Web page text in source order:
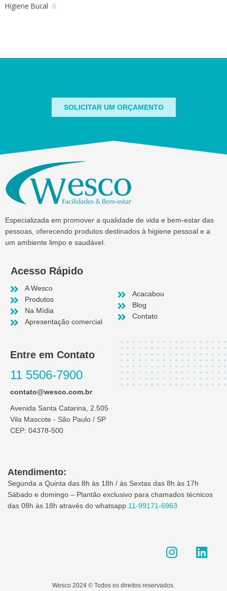
Higiene Bucal 6
SOLICITAR UM ORÇAMENTO
Especializada em promover a qualidade de vida e bem-estar das
pessoas, oferecendo produtos destinados à higiene pessoal e a
um ambiente limpo e saudável.
Acesso Rápido
A Wesco
Produtos
Na Mídia
Apresentação comercial
Acacabou
Blog
Contato
Entre em Contato
11 5506-7900
contato@wesco.com.br
Avenida Santa Catarina, 2.505
Vila Mascote - São Paulo / SP
CEP: 04378-500
Atendimento:
Segunda a Quinta das 8h às 18h / às Sextas das 8h às 17h
Sábado e domingo – Plantão exclusivo para chamados técnicos
das 08h às 18h através do whatsapp 11-99171-6963
n i
Wesco 2024 © Todos os direitos reservados.